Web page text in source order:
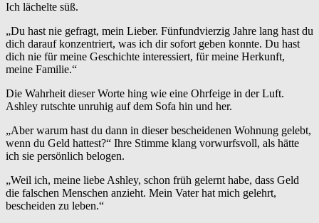
Ich lächelte süß.
„Du hast nie gefragt, mein Lieber. Fünfundvierzig Jahre lang hast du
dich darauf konzentriert, was ich dir sofort geben konnte. Du hast
dich nie für meine Geschichte interessiert, für meine Herkunft,
meine Familie.“
Die Wahrheit dieser Worte hing wie eine Ohrfeige in der Luft.
Ashley rutschte unruhig auf dem Sofa hin und her.
„Aber warum hast du dann in dieser bescheidenen Wohnung gelebt,
wenn du Geld hattest?“ Ihre Stimme klang vorwurfsvoll, als hätte
ich sie persönlich belogen.
„Weil ich, meine liebe Ashley, schon früh gelernt habe, dass Geld
die falschen Menschen anzieht. Mein Vater hat mich gelehrt,
bescheiden zu leben.“